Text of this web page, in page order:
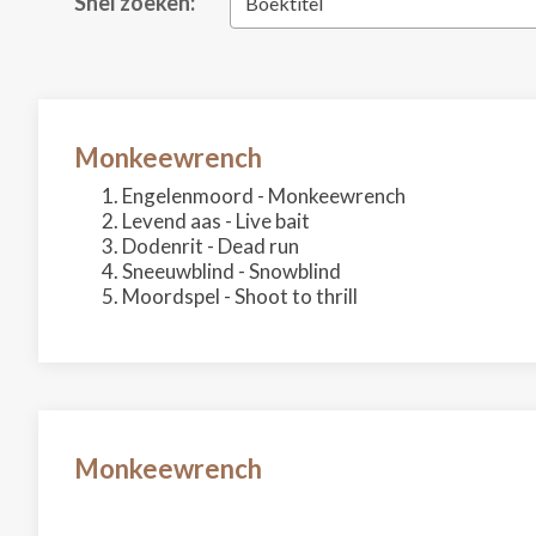
Monkeewrench
Engelenmoord - Monkeewrench
Levend aas - Live bait
Dodenrit - Dead run
Sneeuwblind - Snowblind
Moordspel - Shoot to thrill
Monkeewrench